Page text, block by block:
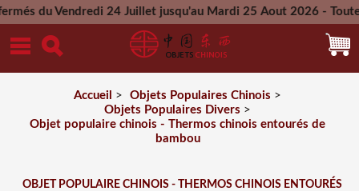
du Vendredi 24 Juillet jusqu'au Mardi 25 Aout 2026 - Toutes
Mercredi 26 Aout 2026
Accueil > Objets Populaires Chinois >
Objets Populaires Divers >
Objet populaire chinois - Thermos chinois entourés de
bambou
OBJET POPULAIRE CHINOIS - THERMOS CHINOIS ENTOURÉS